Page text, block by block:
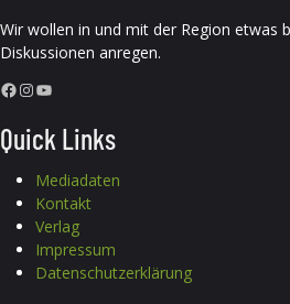
Wir wollen in und mit der Region etwas
Diskussionen anregen.
Facebook InstagramYouTube
Quick Links
Mediadaten
Kontakt
Verlag
Impressum
Datenschutzerklärung